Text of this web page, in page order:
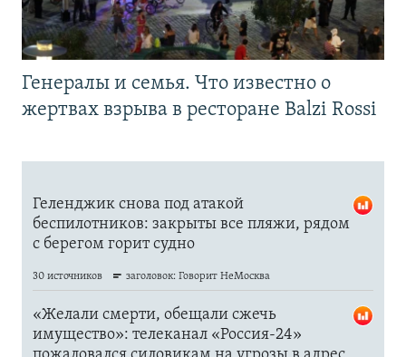
Генералы и семья. Что известно о
жертвах взрыва в ресторане Balzi Rossi